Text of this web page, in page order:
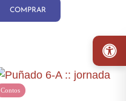
COMPRAR
Contos